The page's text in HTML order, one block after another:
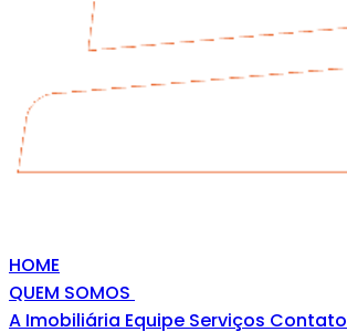
HOME
QUEM SOMOS
A Imobiliária Equipe Serviços Contato